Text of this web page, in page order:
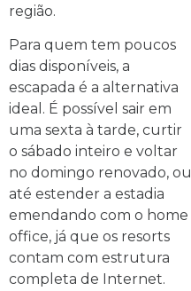
região.
Para quem tem poucos
dias disponíveis, a
escapada é a alternativa
ideal. É possível sair em
uma sexta à tarde, curtir
o sábado inteiro e voltar
no domingo renovado, ou
até estender a estadia
emendando com o home
office, já que os resorts
contam com estrutura
completa de Internet.